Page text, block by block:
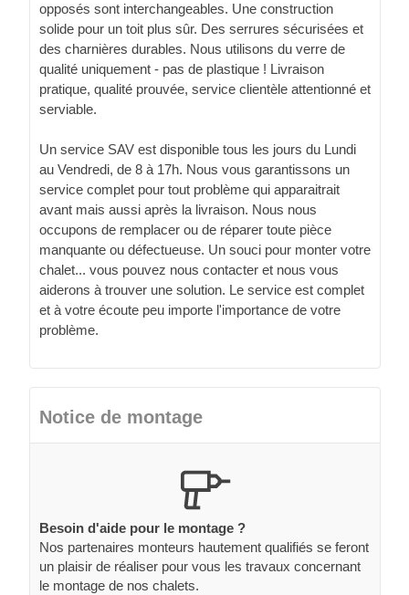
opposés sont interchangeables. Une construction
solide pour un toit plus sûr. Des serrures sécurisées et
des charnières durables. Nous utilisons du verre de
qualité uniquement - pas de plastique ! Livraison
pratique, qualité prouvée, service clientèle attentionné et
serviable.
Un service SAV est disponible tous les jours du Lundi
au Vendredi, de 8 à 17h. Nous vous garantissons un
service complet pour tout problème qui apparaitrait
avant mais aussi après la livraison. Nous nous
occupons de remplacer ou de réparer toute pièce
manquante ou défectueuse. Un souci pour monter votre
chalet... vous pouvez nous contacter et nous vous
aiderons à trouver une solution. Le service est complet
et à votre écoute peu importe l'importance de votre
problème.
Notice de montage
Besoin d'aide pour le montage ?
Nos partenaires monteurs hautement qualifiés se feront
un plaisir de réaliser pour vous les travaux concernant
le montage de nos chalets.